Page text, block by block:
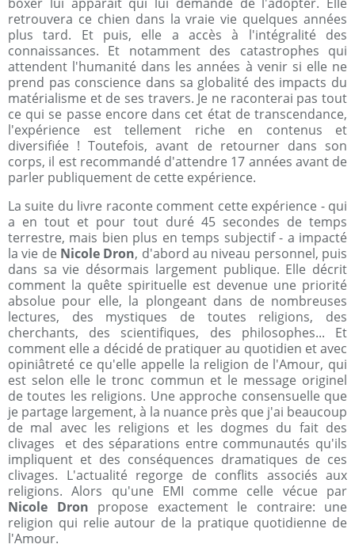
retrouvera ce chien dans la vraie vie quelques années
plus tard. Et puis, elle a accès à l'intégralité des
connaissances. Et notamment des catastrophes qui
attendent l'humanité dans les années à venir si elle ne
prend pas conscience dans sa globalité des impacts du
matérialisme et de ses travers. Je ne raconterai pas tout
ce qui se passe encore dans cet état de transcendance,
l'expérience est tellement riche en contenus et
diversifiée ! Toutefois, avant de retourner dans son
corps, il est recommandé d'attendre 17 années avant de
parler publiquement de cette expérience.
La suite du livre raconte comment cette expérience - qui
a en tout et pour tout duré 45 secondes de temps
terrestre, mais bien plus en temps subjectif - a impacté
la vie de Nicole Dron, d'abord au niveau personnel, puis
dans sa vie désormais largement publique. Elle décrit
comment la quête spirituelle est devenue une priorité
absolue pour elle, la plongeant dans de nombreuses
lectures, des mystiques de toutes religions, des
cherchants, des scientifiques, des philosophes... Et
comment elle a décidé de pratiquer au quotidien et avec
opiniâtreté ce qu'elle appelle la religion de l'Amour, qui
est selon elle le tronc commun et le message originel
de toutes les religions. Une approche consensuelle que
je partage largement, à la nuance près que j'ai beaucoup
de mal avec les religions et les dogmes du fait des
clivages et des séparations entre communautés qu'ils
impliquent et des conséquences dramatiques de ces
clivages. L'actualité regorge de conflits associés aux
religions. Alors qu'une EMI comme celle vécue par
Nicole Dron propose exactement le contraire: une
religion qui relie autour de la pratique quotidienne de
l'Amour.